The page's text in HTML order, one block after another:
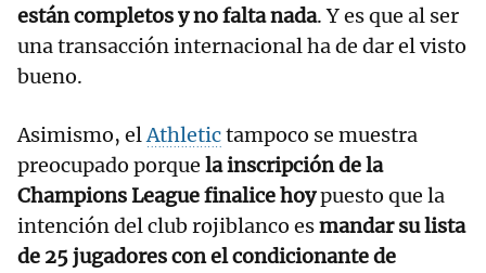
están completos y no falta nada. Y es que al ser
una transacción internacional ha de dar el visto
bueno.
Asimismo, elAthletictampoco se muestra
preocupado porque la inscripción de la
Champions League finalice hoypuesto que la
intención del club rojiblanco esmandar su lista
de 25 jugadores con el condicionante de